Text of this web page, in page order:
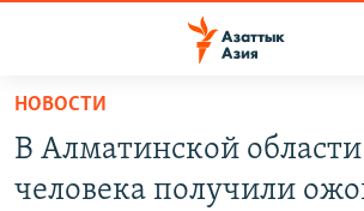
Вернуться
основному
содержанию
НОВОСТИ
В Алматинской
человека получили